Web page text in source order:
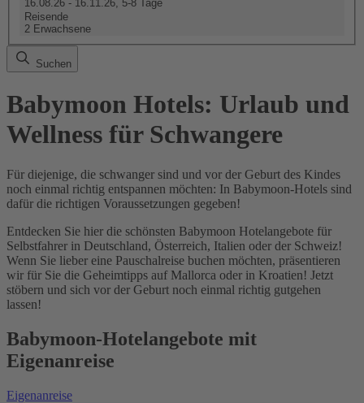
16.08.26 - 16.11.26, 5-8 Tage
Reisende
2 Erwachsene
Suchen
Babymoon Hotels: Urlaub und
Wellness für Schwangere
Für diejenige, die schwanger sind und vor der Geburt des Kindes
noch einmal richtig entspannen möchten: In Babymoon-Hotels sind
dafür die richtigen Voraussetzungen gegeben!
Entdecken Sie hier die schönsten Babymoon Hotelangebote für
Selbstfahrer in Deutschland, Österreich, Italien oder der Schweiz!
Wenn Sie lieber eine Pauschalreise buchen möchten, präsentieren
wir für Sie die Geheimtipps auf Mallorca oder in Kroatien! Jetzt
stöbern und sich vor der Geburt noch einmal richtig gutgehen
lassen!
Babymoon-Hotelangebote mit
Eigenanreise
Eigenanreise